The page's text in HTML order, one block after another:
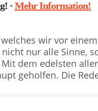
· Mehr Information!
wir vor
nur alle Sinne,
dem edelsten
geholfen. Die